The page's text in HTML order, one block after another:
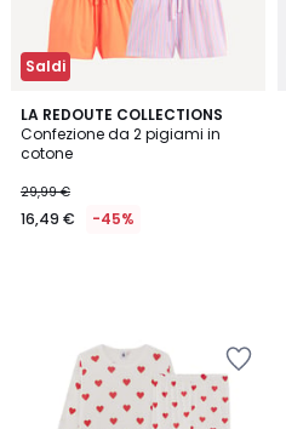
Saldi
LA REDOUTE COLLECTIONS
Confezione da 2 pigiami in
cotone
29,99 €
16,49 € -45%